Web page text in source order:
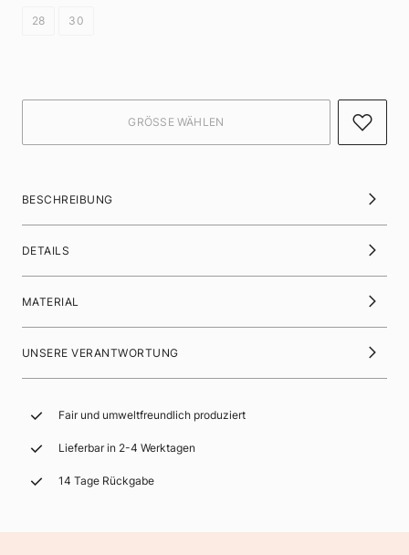
28 30
BESCHREIBUNG
DETAILS
MATERIAL
UNSERE VERANTWORTUNG
Fair und umweltfreundlich produziert
Lieferbar in 2-4 Werktagen
14 Tage Rückgabe